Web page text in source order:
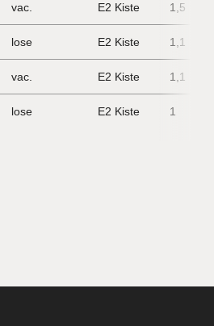
vac. E2 Kiste 1,5
lose E2 Kiste 1,1
vac. E2 Kiste 1,1
lose E2 Kiste 1